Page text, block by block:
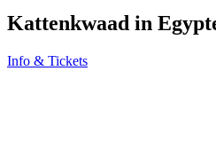
Kattenkwaad in
Info & Tickets